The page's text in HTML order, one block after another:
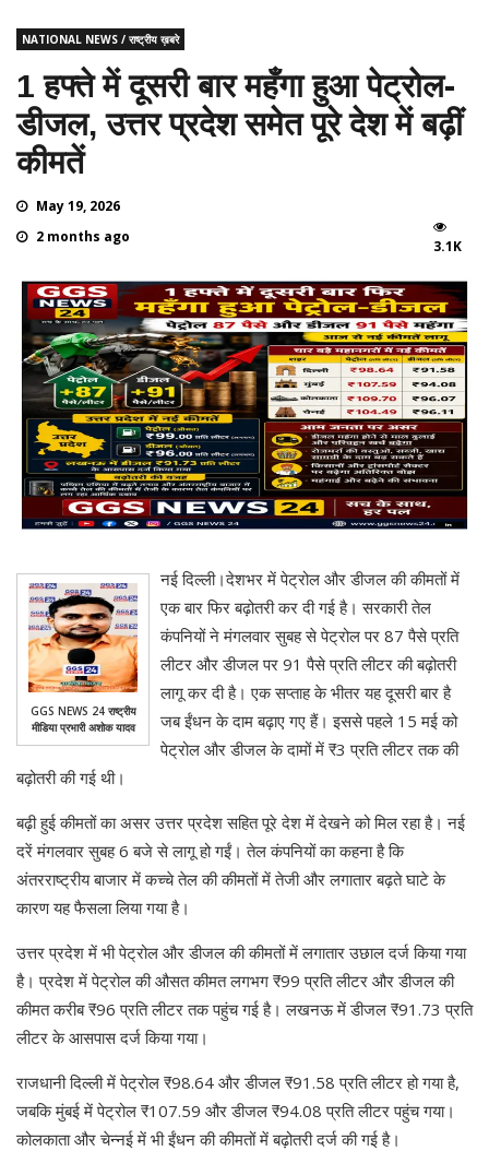
NATIONAL NEWS / राष्ट्रीय ख़बरे
1 हफ्ते में दूसरी बार महँगा हुआ पेट्रोल-
डीजल, उत्तर प्रदेश समेत पूरे देश में बढ़ीं
कीमतें
May 19, 2026
2 months ago
3.1K
GGS NEWS 24 राष्ट्रीय
मीडिया प्रभारी अशोक यादव
नई दिल्ली।देशभर में पेट्रोल और डीजल की कीमतों में
एक बार फिर बढ़ोतरी कर दी गई है। सरकारी तेल
कंपनियों ने मंगलवार सुबह से पेट्रोल पर 87 पैसे प्रति
लीटर और डीजल पर 91 पैसे प्रति लीटर की बढ़ोतरी
लागू कर दी है। एक सप्ताह के भीतर यह दूसरी बार है
जब ईंधन के दाम बढ़ाए गए हैं। इससे पहले 15 मई को
पेट्रोल और डीजल के दामों में ₹3 प्रति लीटर तक की
बढ़ोतरी की गई थी।
बढ़ी हुई कीमतों का असर उत्तर प्रदेश सहित पूरे देश में देखने को मिल रहा है। नई
दरें मंगलवार सुबह 6 बजे से लागू हो गईं। तेल कंपनियों का कहना है कि
अंतरराष्ट्रीय बाजार में कच्चे तेल की कीमतों में तेजी और लगातार बढ़ते घाटे के
कारण यह फैसला लिया गया है।
उत्तर प्रदेश में भी पेट्रोल और डीजल की कीमतों में लगातार उछाल दर्ज किया गया
है। प्रदेश में पेट्रोल की औसत कीमत लगभग ₹99 प्रति लीटर और डीजल की
कीमत करीब ₹96 प्रति लीटर तक पहुंच गई है। लखनऊ में डीजल ₹91.73 प्रति
लीटर के आसपास दर्ज किया गया।
राजधानी दिल्ली में पेट्रोल ₹98.64 और डीजल ₹91.58 प्रति लीटर हो गया है,
जबकि मुंबई में पेट्रोल ₹107.59 और डीजल ₹94.08 प्रति लीटर पहुंच गया।
कोलकाता और चेन्नई में भी ईंधन की कीमतों में बढ़ोतरी दर्ज की गई है।